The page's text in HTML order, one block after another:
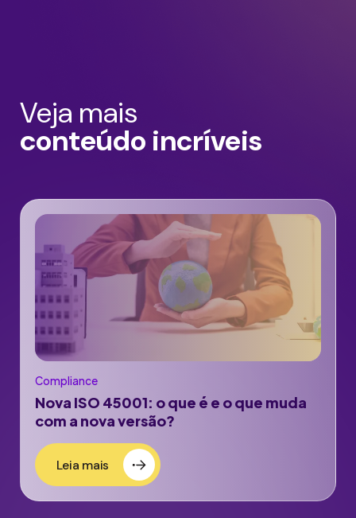
Veja mais
conteúdo incríveis
Compliance
Nova ISO 45001: o que é e o que muda
com a nova versão?
Leia mais